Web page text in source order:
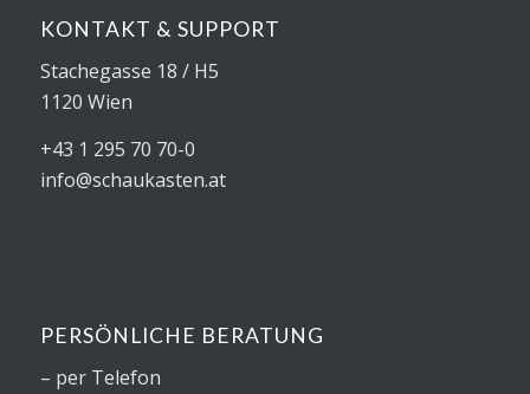
KONTAKT & SUPPORT
Stachegasse 18 / H5
1120 Wien
+43 1 295 70 70-0
info@schaukasten.at
PERSÖNLICHE BERATUNG
– per Telefon